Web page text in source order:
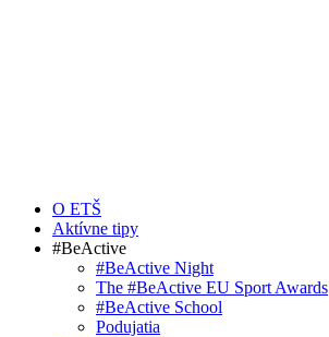
O ETŠ
Aktívne tipy
#BeActive
#BeActive Night
The #BeActive EU Sport Awards
#BeActive School
Podujatia